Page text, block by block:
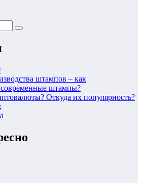
штампов – как
современные штампы?
Откуда их популярность?